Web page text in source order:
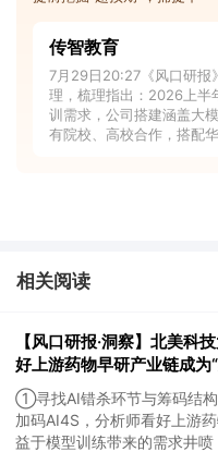
传智教育
7月29日20:27《风口研报
理，梳理指出：2026上半
训需求，公司搭建涵盖大
有院校、高校合作，搭配
相关阅读
【风口研报·洞察】北美科
好上游药物早研产业链成为
来的需求井喷；寻找AI错杀
①寻找AI错杀环节与筹码结
加码AI4S，分析师看好上游
益于模型训练带来的需求井